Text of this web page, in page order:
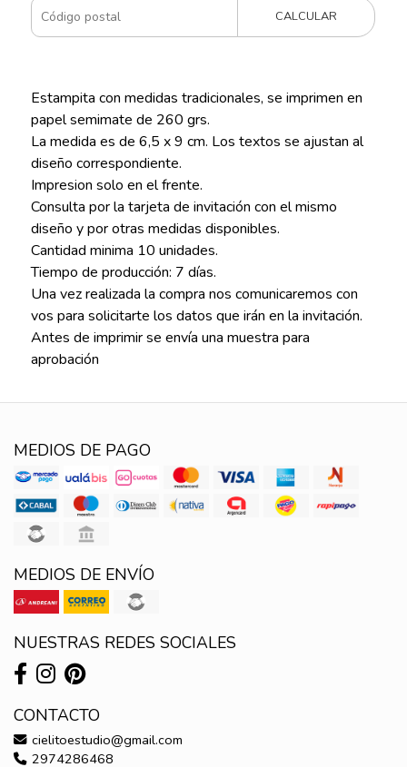
CALCULAR
Estampita con medidas tradicionales, se imprimen en
papel semimate de 260 grs.
La medida es de 6,5 x 9 cm. Los textos se ajustan al
diseño correspondiente.
Impresion solo en el frente.
Consulta por la tarjeta de invitación con el mismo
diseño y por otras medidas disponibles.
Cantidad minima 10 unidades.
Tiempo de producción: 7 días.
Una vez realizada la compra nos comunicaremos con
vos para solicitarte los datos que irán en la invitación.
Antes de imprimir se envía una muestra para
aprobación
MEDIOS DE PAGO
MEDIOS DE ENVÍO
NUESTRAS REDES SOCIALES
CONTACTO
cielitoestudio@gmail.com
2974286468